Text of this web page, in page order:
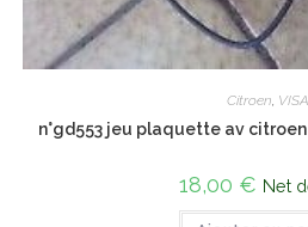
Citroen VISA
n°gd553 jeu plaquette av
18,00 € Net